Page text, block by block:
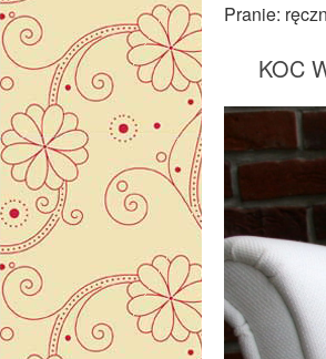
Pranie:
KOC